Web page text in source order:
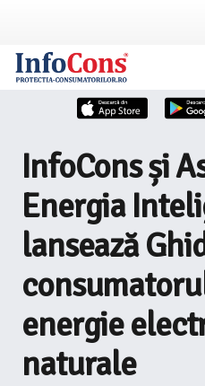
InfoCons și
Energia
lansează
energie
naturale